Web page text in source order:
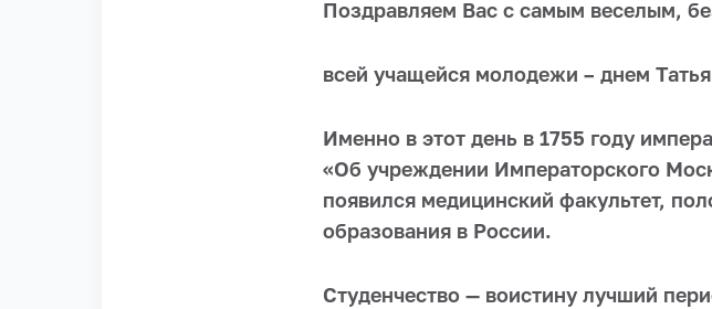
Поздравляем Вас с самым веселым,
всей учащейся молодежи – днем
Именно в этот день в 1755 году
«Об учреждении Императорского
появился медицинский факультет,
образования в России.
Студенчество — воистину лучший